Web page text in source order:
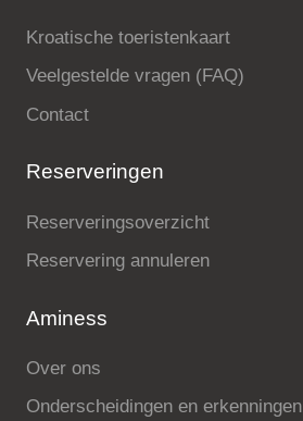
Kroatische toeristenkaart
Veelgestelde vragen (FAQ)
Contact
Reserveringen
Reserveringsoverzicht
Reservering annuleren
Aminess
Over ons
Onderscheidingen en erkenningen